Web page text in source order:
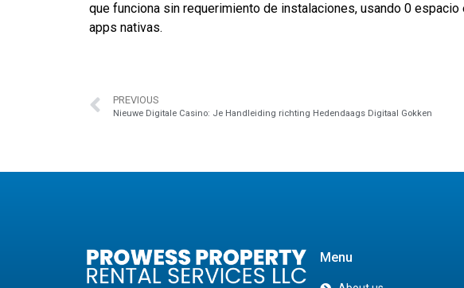
que funciona sin requerimiento de instalaciones, usando 0
apps nativas.
PREVIOUS
Nieuwe Digitale Casino: Je Handleiding richting Hedendaags Digitaal Gokken
Menu